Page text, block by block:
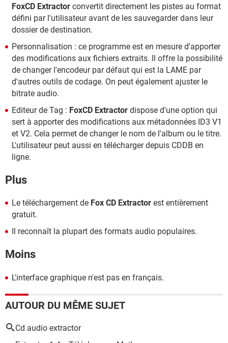
FoxCD Extractor convertit directement les pistes au format
défini par l'utilisateur avant de les sauvegarder dans leur
dossier de destination.
Personnalisation : ce programme est en mesure d'apporter
des modifications aux fichiers extraits. Il offre la possibilité
de changer l'encodeur par défaut qui est la LAME par
d'autres outils de codage. On peut également ajuster le
bitrate audio.
Editeur de Tag : FoxCD Extractor dispose d'une option qui
sert à apporter des modifications aux métadonnées ID3 V1
et V2. Cela permet de changer le nom de l'album ou le titre.
L'utilisateur peut aussi en télécharger depuis CDDB en
ligne.
Plus
Le téléchargement de Fox CD Extractor est entièrement
gratuit.
Il reconnaît la plupart des formats audio populaires.
Moins
L'interface graphique n'est pas en français.
AUTOUR DU MÊME SUJET
Cd audio extractor